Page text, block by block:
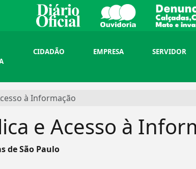
CIDADÃO EMPRESA SERVIDOR
à Informação
e Acesso à
de São Paulo